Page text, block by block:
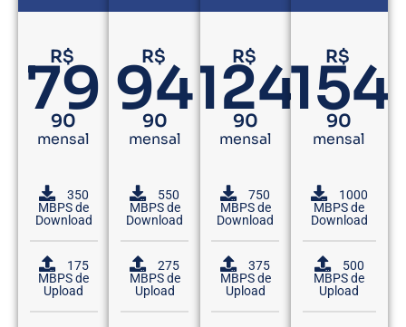
R$
79
90
mensal
350
MBPS de
Download
175
MBPS de
Upload
R$
94
90
mensal
550
MBPS de
Download
275
MBPS de
Upload
R$
124
90
mensal
750
MBPS de
Download
375
MBPS de
Upload
R$
154
90
mensal
1000
MBPS de
Download
500
MBPS de
Upload